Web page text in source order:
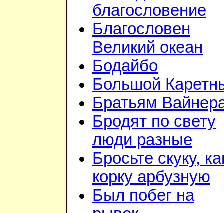
благословение
Благословен
Великий океан
Бодайбо
Большой
Братьям
Бродят по свету
люди разные
Бросьте скуку,
корку арбузную
Был побег на